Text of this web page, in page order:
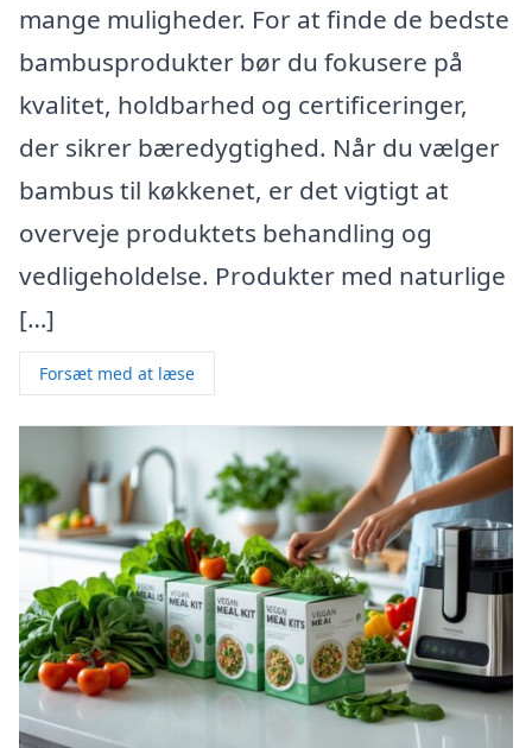
mange muligheder. For at finde de bedste
bambusprodukter bør du fokusere på
kvalitet, holdbarhed og certificeringer,
der sikrer bæredygtighed. Når du vælger
bambus til køkkenet, er det vigtigt at
overveje produktets behandling og
vedligeholdelse. Produkter med naturlige
[…]
Forsæt med at læse